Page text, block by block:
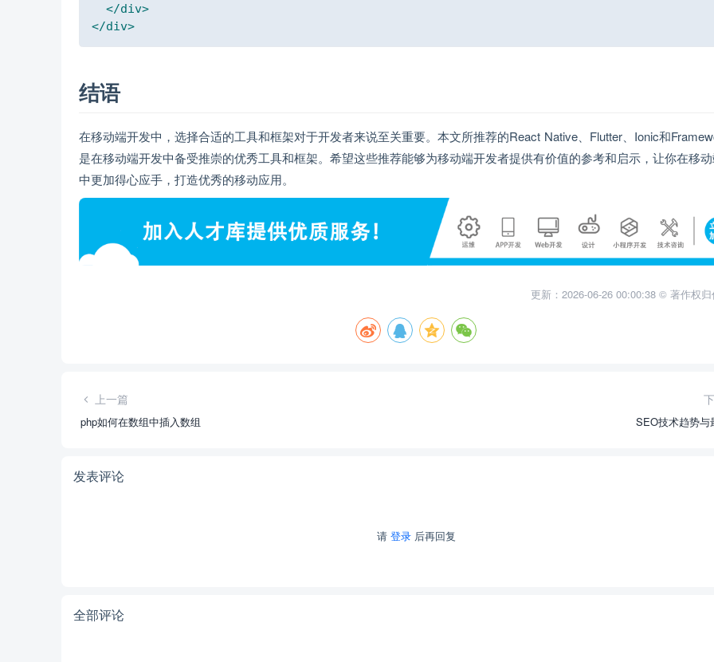
</div>
</div>
结语
在移动端开发中，选择合适的工具和框架对于开发者来说至关重要。本文所推荐的React Native、Flutter、Ionic和
是在移动端开发中备受推崇的优秀工具和框架。希望这些推荐能够为移动端开发者提供有价值的参考和启示，让你在移
中更加得心应手，打造优秀的移动应用。
更新：2026-06-26 00:00:38 © 著作权
上一篇
php如何在数组中插入数组 SEO技术趋势与
发表评论
请 登录后再回复
全部评论